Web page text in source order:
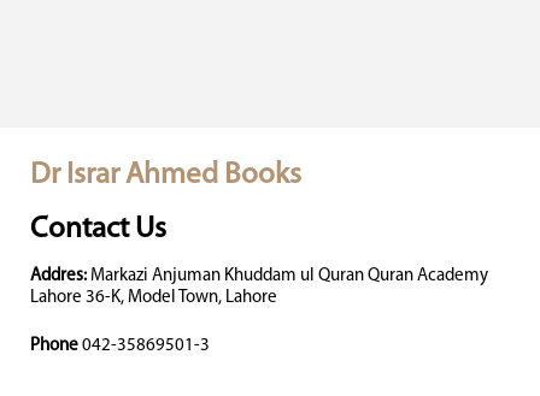
Dr Israr Ahmed Books
Contact Us
Addres: Markazi Anjuman Khuddam ul Quran Quran Academy
Lahore 36-K, Model Town, Lahore
Phone 042-35869501-3